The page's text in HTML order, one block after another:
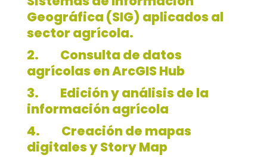
Geográfica (SIG) aplicados al
sector agrícola.
2. Consulta de datos
agrícolas en ArcGIS Hub
3. Edición y análisis de la
información agrícola
4. Creación de mapas
digitales y Story Map